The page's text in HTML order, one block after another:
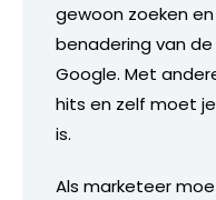
gewoon zoeken
benadering van
Google. Met
hits en zelf moet
is.
Als marketeer